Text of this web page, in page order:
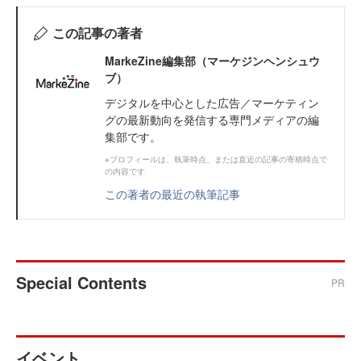
この記事の著者
MarkeZine編集部（マーケジンヘンシュウ
ブ）
デジタルを中心とした広告／マーケティン
グの最新動向を発信する専門メディアの編
集部です。
※プロフィールは、執筆時点、または直近の記事の寄稿時点で
の内容です
この著者の最近の執筆記事
Special Contents PR